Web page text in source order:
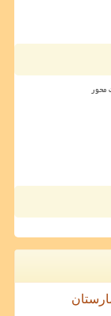
محور